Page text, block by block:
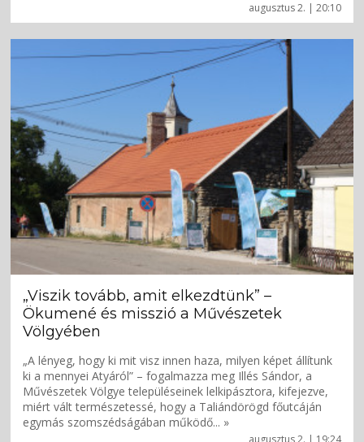
augusztus 2. | 20:10
„Viszik tovább, amit elkezdtünk” –
Ökumené és misszió a Művészetek
Völgyében
„A lényeg, hogy ki mit visz innen haza, milyen képet állítunk
ki a mennyei Atyáról” – fogalmazza meg Illés Sándor, a
Művészetek Völgye településeinek lelkipásztora, kifejezve,
miért vált természetessé, hogy a Taliándörögd főutcáján
egymás szomszédságában működő... »